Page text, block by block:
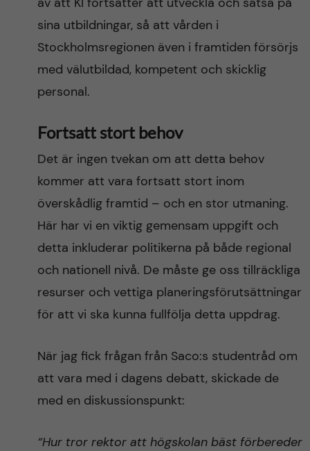
sina utbildningar, så att vården i
Stockholmsregionen även i framtiden försörjs
med välutbildad, kompetent och skicklig
personal.
Fortsatt stort behov
Det är ingen tvekan om att detta behov
kommer att vara fortsatt stort inom
överskådlig framtid – och en stor utmaning.
Här har vi en viktig gemensam uppgift och
detta inkluderar politikerna på både regional
och nationell nivå. De måste ge oss tillräckliga
resurser och vettiga planeringsförutsättningar
för att vi ska kunna fullfölja detta uppdrag.
När jag fick frågan från Saco:s studentråd om
att vara med i dagens debatt, skickade de
med en diskussionspunkt:
“Hur tror rektor att högskolan bäst förbereder